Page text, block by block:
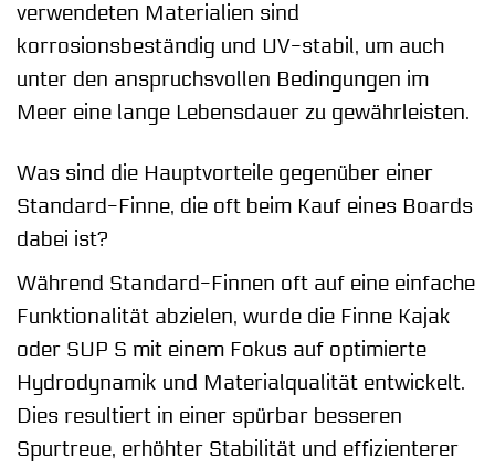
verwendeten Materialien sind
korrosionsbeständig und UV-stabil, um auch
unter den anspruchsvollen Bedingungen im
Meer eine lange Lebensdauer zu gewährleisten.
Was sind die Hauptvorteile gegenüber einer
Standard-Finne, die oft beim Kauf eines Boards
dabei ist?
Während Standard-Finnen oft auf eine einfache
Funktionalität abzielen, wurde die Finne Kajak
oder SUP S mit einem Fokus auf optimierte
Hydrodynamik und Materialqualität entwickelt.
Dies resultiert in einer spürbar besseren
Spurtreue, erhöhter Stabilität und effizienterer